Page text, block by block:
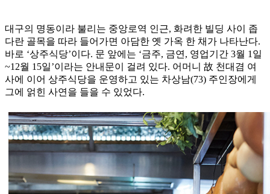
대구의 명동이라 불리는 중앙로역 인근, 화려한 빌딩 사이 좁
다란 골목을 따라 들어가면 아담한 옛 가옥 한 채가 나타난다.
바로 ‘상주식당’이다. 문 앞에는 ‘금주, 금연, 영업기간 3월 1일
~12월 15일’이라는 안내문이 걸려 있다. 어머니 故 천대겸 여
사에 이어 상주식당을 운영하고 있는 차상남(73) 주인장에게
그에 얽힌 사연을 들을 수 있었다.